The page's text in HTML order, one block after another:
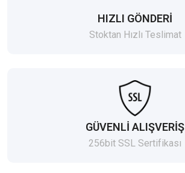
HIZLI GÖNDERİ
Stoktan Hızlı Teslimat
GÜVENLİ ALIŞVERİŞ
256bit SSL Sertifikası